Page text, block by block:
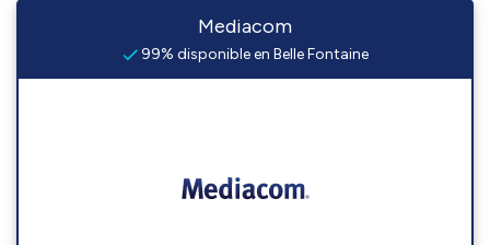
Mediacom
99% disponible en Belle Fontaine